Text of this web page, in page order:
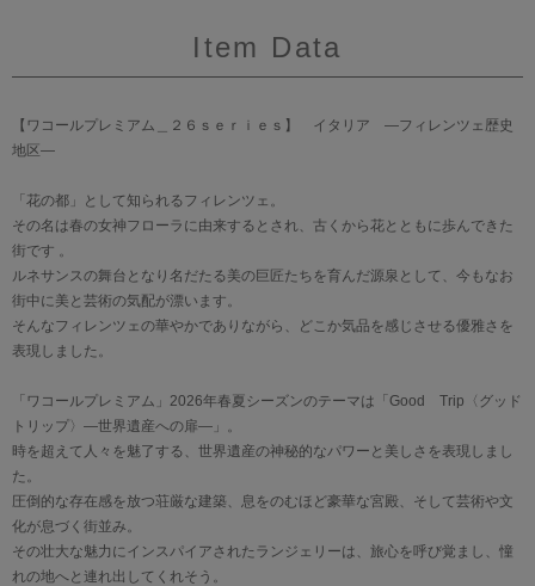
Item Data
【ワコールプレミアム＿２６ｓｅｒｉｅｓ】 イタリア ―フィレンツェ歴史
地区―
「花の都」として知られるフィレンツェ。
その名は春の女神フローラに由来するとされ、古くから花とともに歩んできた
街です 。
ルネサンスの舞台となり名だたる美の巨匠たちを育んだ源泉として、今もなお
街中に美と芸術の気配が漂います。
そんなフィレンツェの華やかでありながら、どこか気品を感じさせる優雅さを
表現しました。
「ワコールプレミアム」2026年春夏シーズンのテーマは「Good Trip〈グッド
トリップ〉―世界遺産への扉―」。
時を超えて人々を魅了する、世界遺産の神秘的なパワーと美しさを表現しまし
た。
圧倒的な存在感を放つ荘厳な建築、息をのむほど豪華な宮殿、そして芸術や文
化が息づく街並み。
その壮大な魅力にインスパイアされたランジェリーは、旅心を呼び覚まし、憧
れの地へと連れ出してくれそう。